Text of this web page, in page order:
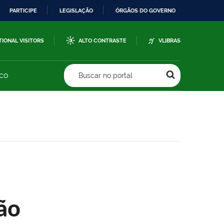
PARTICIPE LEGISLAÇÃO ÓRGÃOS DO GOVERNO
VISITORS ALTO CONTRASTE VLIBRAS
Buscar no portal